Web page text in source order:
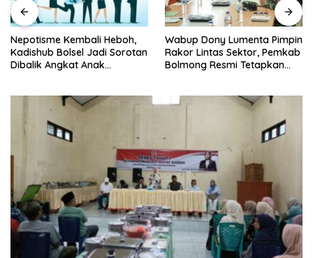
Nepotisme Kembali Heboh,
Kadishub Bolsel Jadi Sorotan
Dibalik Angkat Anak
Wabup Dony Lumenta Pimpin
Rakor Lintas Sektor, Pemkab
Bolmong Resmi Tetapkan